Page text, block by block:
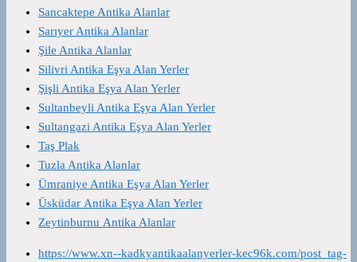
Sancaktepe Antika Alanlar
Sarıyer Antika Alanlar
Şile Antika Alanlar
Silivri Antika Eşya Alan Yerler
Şişli Antika Eşya Alan Yerler
Sultanbeyli Antika Eşya Alan Yerler
Sultangazi Antika Eşya Alan Yerler
Taş Plak
Tuzla Antika Alanlar
Ümraniye Antika Eşya Alan Yerler
Üsküdar Antika Eşya Alan Yerler
Zeytinburnu Antika Alanlar
https://www.xn--kadkyantikaalanyerler-kec96k.com/post_tag-